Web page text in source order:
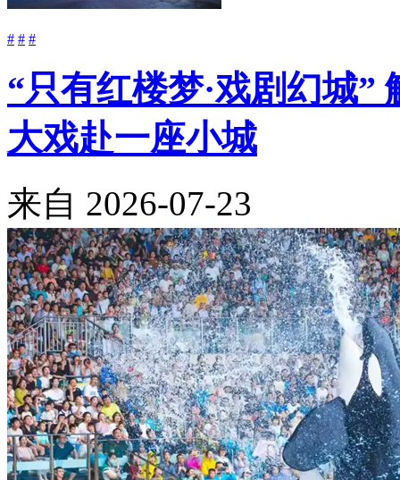
# # #
“只有红楼梦·戏剧幻城”
大戏赴一座小城
来自 2026-07-23